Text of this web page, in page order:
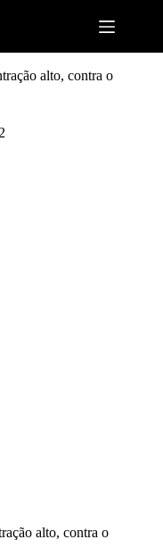
alto, contra o
alto, contra o